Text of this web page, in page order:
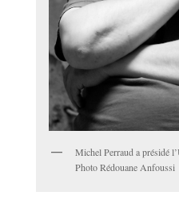
Michel Perraud a présidé
Photo Rédouane Anfoussi